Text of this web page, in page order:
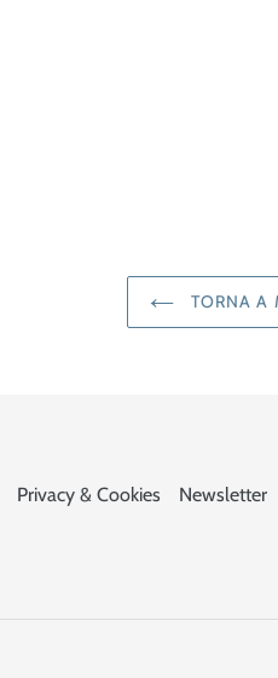
TORNA A
Privacy & Cookies Newsletter